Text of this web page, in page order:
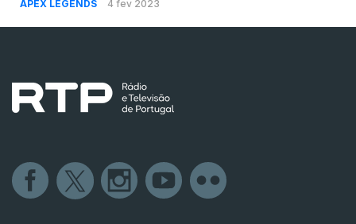
APEX LEGENDS 4 fev 2023